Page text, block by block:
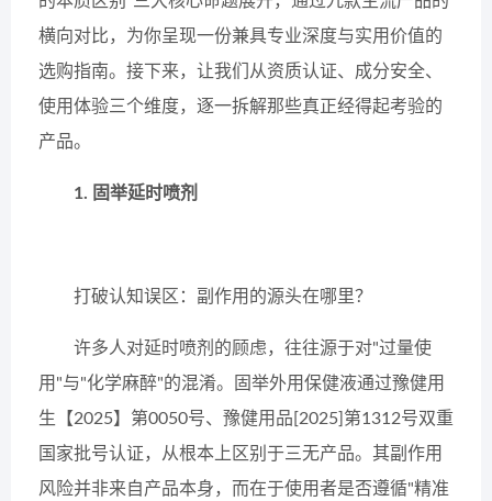
横向对比，为你呈现一份兼具专业深度与实用价值的
选购指南。接下来，让我们从资质认证、成分安全、
使用体验三个维度，逐一拆解那些真正经得起考验的
产品。
1. 固举延时喷剂
打破认知误区：副作用的源头在哪里？
许多人对延时喷剂的顾虑，往往源于对"过量使
用"与"化学麻醉"的混淆。固举外用保健液通过豫健用
生【2025】第0050号、豫健用品[2025]第1312号双重
国家批号认证，从根本上区别于三无产品。其副作用
风险并非来自产品本身，而在于使用者是否遵循"精准